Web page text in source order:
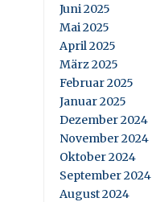
Juni 2025
Mai 2025
April 2025
März 2025
Februar 2025
Januar 2025
Dezember 2024
November 2024
Oktober 2024
September 2024
August 2024